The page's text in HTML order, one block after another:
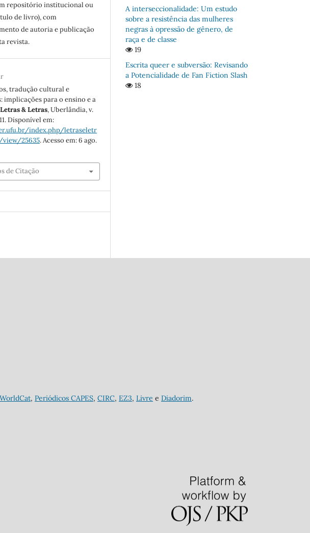
repositório institucional ou
de livro), com
de autoria e publicação
revista.
tradução cultural e
implicações para o ensino e a
Letras & Letras, Uberlândia, v.
Disponível em:
index.php/letraseletr
25635. Acesso em: 6 ago.
de Citação
A interseccionalidade: Um estudo
sobre a resistência das mulheres
negras à opressão de gênero, de
raça e de classe
19
Escrita queer e subversão: Revisando
a Potencialidade de Fan Fiction Slash
18
WorldCat, Periódicos CAPES, CIRC, EZ3, Livre e Diadorim.